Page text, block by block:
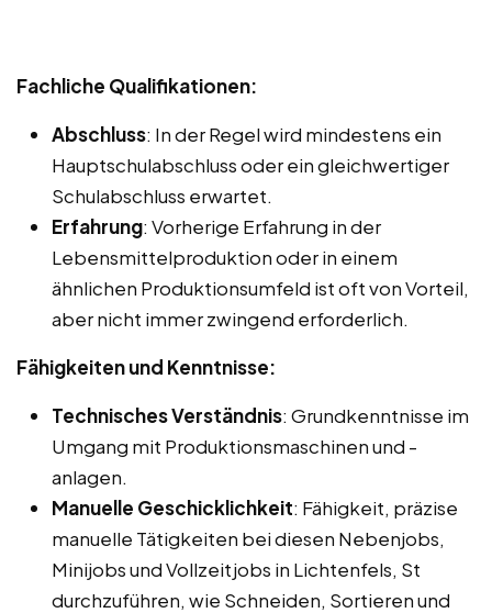
Fachliche Qualifikationen:
Abschluss: In der Regel wird mindestens ein
Hauptschulabschluss oder ein gleichwertiger
Schulabschluss erwartet.
Erfahrung: Vorherige Erfahrung in der
Lebensmittelproduktion oder in einem
ähnlichen Produktionsumfeld ist oft von Vorteil,
aber nicht immer zwingend erforderlich.
Fähigkeiten und Kenntnisse:
Technisches Verständnis: Grundkenntnisse im
Umgang mit Produktionsmaschinen und -
anlagen.
Manuelle Geschicklichkeit: Fähigkeit, präzise
manuelle Tätigkeiten bei diesen Nebenjobs,
Minijobs und Vollzeitjobs in Lichtenfels, St
durchzuführen, wie Schneiden, Sortieren und